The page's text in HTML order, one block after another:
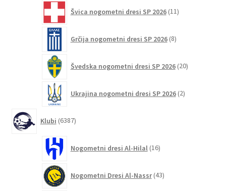
Švica nogometni dresi SP 2026 11izdelkov
Grčija nogometni dresi SP 2026 8izdelkov
Švedska nogometni dresi SP 2026 20izdelkov
Ukrajina nogometni dresi SP 2026 2izdelka
Klubi 6387izdelkov
Nogometni dresi Al-Hilal 16izdelkov
Nogometni Dresi Al-Nassr 43izdelkov